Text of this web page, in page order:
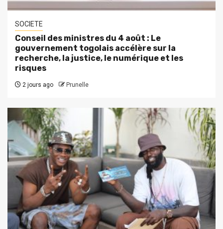
SOCIETE
Conseil des ministres du 4 août : Le
gouvernement togolais accélère sur la
recherche, la justice, le numérique et les
risques
2 jours ago Prunelle